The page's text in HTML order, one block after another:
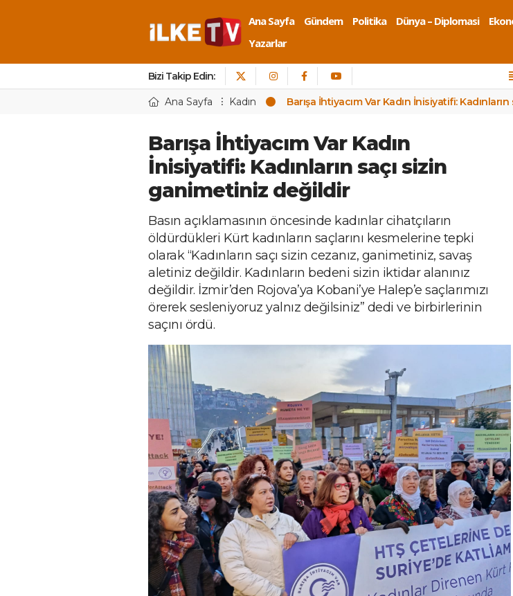
Ana Sayfa Gündem Politika Dünya – Diplomasi
Yazarlar
Bizi Takip Edin:
Ana Sayfa Kadın Barışa İhtiyacım Var Kadın İnisiyatifi:
Barışa İhtiyacım Var Kadın
İnisiyatifi: Kadınların saçı sizin
ganimetiniz değildir
Basın açıklamasının öncesinde kadınlar cihatçıların
öldürdükleri Kürt kadınların saçlarını kesmelerine tepki
olarak “Kadınların saçı sizin cezanız, ganimetiniz, savaş
aletiniz değildir. Kadınların bedeni sizin iktidar alanınız
değildir. İzmir’den Rojova’ya Kobani’ye Halep’e saçlarımızı
örerek sesleniyoruz yalnız değilsiniz” dedi ve birbirlerinin
saçını ördü.